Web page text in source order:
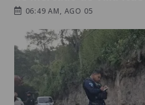
06:49 AM, AGO 05